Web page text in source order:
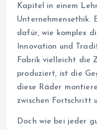
Kapitel in einem
Unternehmensethik.
dafür, wie komplex
Innovation und
Fabrik vielleicht die
produziert, ist die
diese Räder
zwischen Fortschritt
Doch wie bei jeder